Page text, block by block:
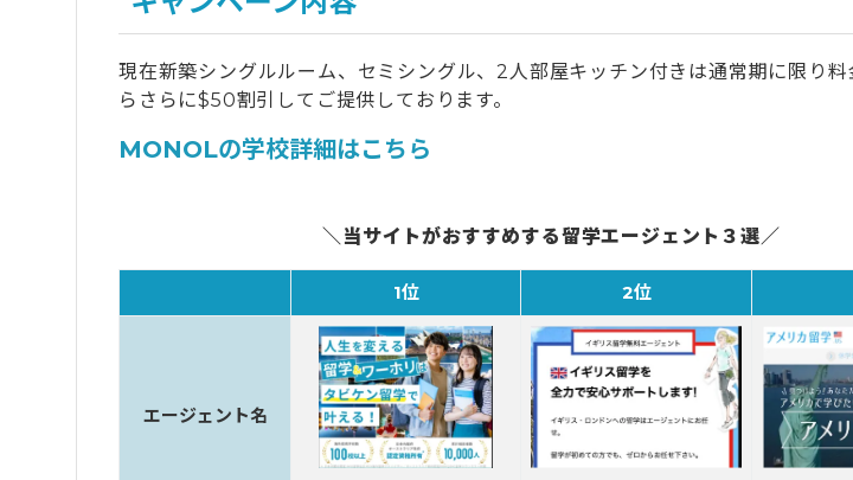
現在新築シングルルーム、セミシングル、2人部屋キッチン付きは通常期に限り
らさらに$50割引してご提供しております。
MONOLの学校詳細はこちら
＼当サイトがおすすめする留学エージェント３選／
1位 2位
エージェント名